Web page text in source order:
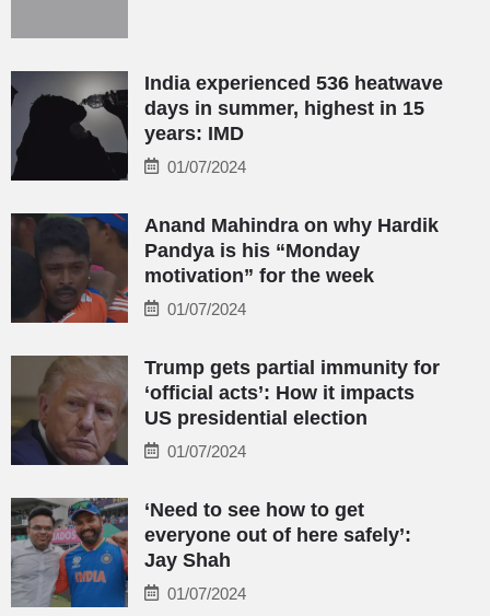
India experienced 536 heatwave
days in summer, highest in 15
years: IMD
01/07/2024
Anand Mahindra on why Hardik
Pandya is his “Monday
motivation” for the week
01/07/2024
Trump gets partial immunity for
‘official acts’: How it impacts
US presidential election
01/07/2024
‘Need to see how to get
everyone out of here safely’:
Jay Shah
01/07/2024